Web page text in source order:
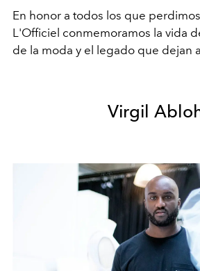
En honor a todos los que
L'Officiel conmemoramos la vida
de la moda y el legado que dejan
Virgil